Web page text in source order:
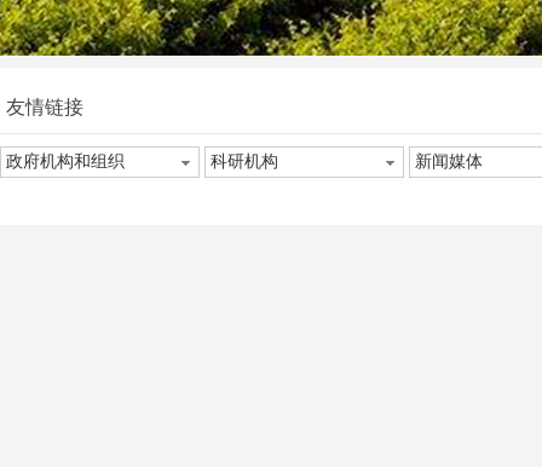
友情链接
政府机构和组织 科研机构 新闻媒体